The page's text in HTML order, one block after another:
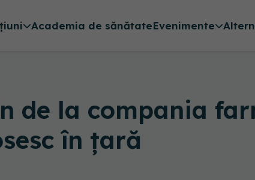
Academia de sănătateEvenimente
de la compania
în țară